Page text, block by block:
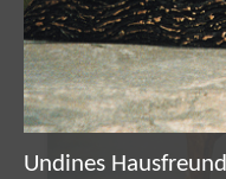
Undines Hausfreund